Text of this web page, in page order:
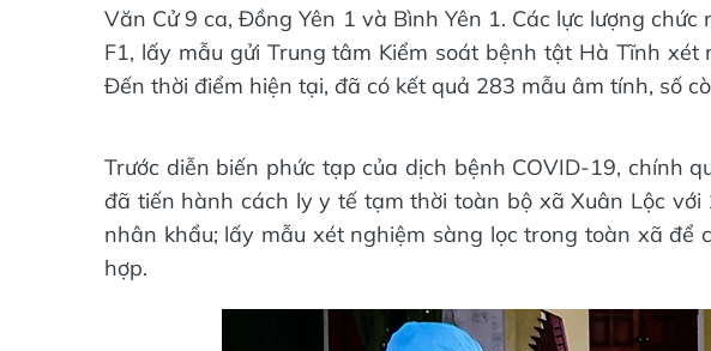
Văn Cử 9 ca, Đồng Yên 1 và Bình Yên 1. Các lực lượng
F1, lấy mẫu gửi Trung tâm Kiểm soát bệnh tật Hà Tĩnh xét
Đến thời điểm hiện tại, đã có kết quả 283 mẫu âm tính, số
Trước diễn biến phức tạp của dịch bệnh COVID-19, chính
đã tiến hành cách ly y tế tạm thời toàn bộ xã Xuân Lộc
nhân khẩu; lấy mẫu xét nghiệm sàng lọc trong toàn xã để
hợp.